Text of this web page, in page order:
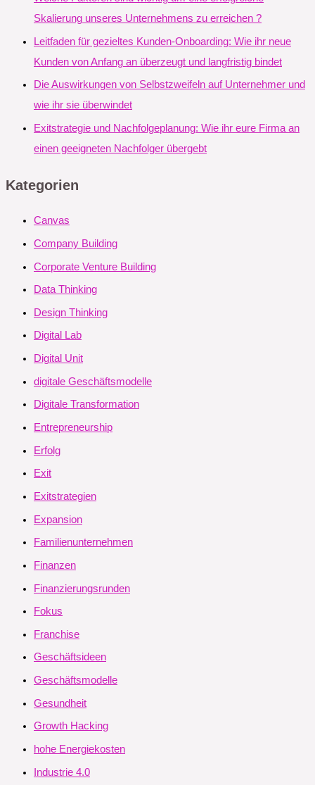
Skalierung unseres Unternehmens zu erreichen ?
Leitfaden für gezieltes Kunden-Onboarding: Wie ihr neue
Kunden von Anfang an überzeugt und langfristig bindet
Die Auswirkungen von Selbstzweifeln auf Unternehmer und
wie ihr sie überwindet
Exitstrategie und Nachfolgeplanung: Wie ihr eure Firma an
einen geeigneten Nachfolger übergebt
Kategorien
Canvas
Company Building
Corporate Venture Building
Data Thinking
Design Thinking
Digital Lab
Digital Unit
digitale Geschäftsmodelle
Digitale Transformation
Entrepreneurship
Erfolg
Exit
Exitstrategien
Expansion
Familienunternehmen
Finanzen
Finanzierungsrunden
Fokus
Franchise
Geschäftsideen
Geschäftsmodelle
Gesundheit
Growth Hacking
hohe Energiekosten
Industrie 4.0